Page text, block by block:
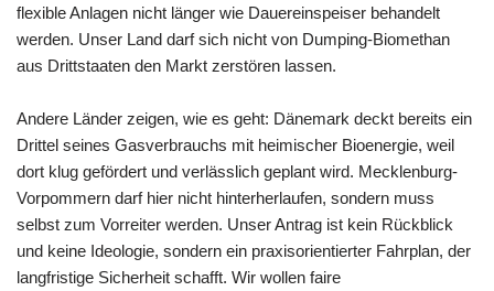
flexible Anlagen nicht länger wie Dauereinspeiser behandelt
werden. Unser Land darf sich nicht von Dumping-Biomethan
aus Drittstaaten den Markt zerstören lassen.
Andere Länder zeigen, wie es geht: Dänemark deckt bereits ein
Drittel seines Gasverbrauchs mit heimischer Bioenergie, weil
dort klug gefördert und verlässlich geplant wird. Mecklenburg-
Vorpommern darf hier nicht hinterherlaufen, sondern muss
selbst zum Vorreiter werden. Unser Antrag ist kein Rückblick
und keine Ideologie, sondern ein praxisorientierter Fahrplan, der
langfristige Sicherheit schafft. Wir wollen faire